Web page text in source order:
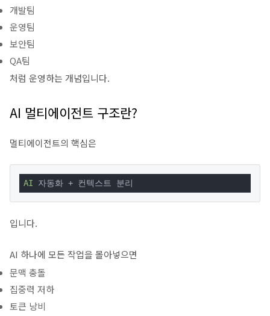
개발팀
운영팀
보안팀
QA팀
처럼 운영하는 개념입니다.
AI 멀티에이전트 구조란?
멀티에이전트의 핵심은
AI 자동화 + 컨텍스트 분리
입니다.
AI 하나에 모든 작업을 몰아넣으면
문맥 충돌
집중력 저하
토큰 낭비